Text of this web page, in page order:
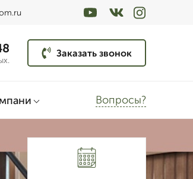
Заказать звонок
Вопросы?